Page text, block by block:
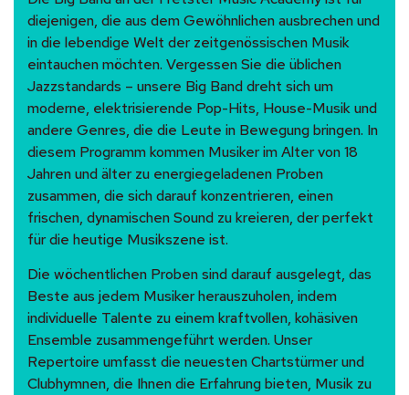
diejenigen, die aus dem Gewöhnlichen ausbrechen und
in die lebendige Welt der zeitgenössischen Musik
eintauchen möchten. Vergessen Sie die üblichen
Jazzstandards – unsere Big Band dreht sich um
moderne, elektrisierende Pop-Hits, House-Musik und
andere Genres, die die Leute in Bewegung bringen. In
diesem Programm kommen Musiker im Alter von 18
Jahren und älter zu energiegeladenen Proben
zusammen, die sich darauf konzentrieren, einen
frischen, dynamischen Sound zu kreieren, der perfekt
für die heutige Musikszene ist.
Die wöchentlichen Proben sind darauf ausgelegt, das
Beste aus jedem Musiker herauszuholen, indem
individuelle Talente zu einem kraftvollen, kohäsiven
Ensemble zusammengeführt werden. Unser
Repertoire umfasst die neuesten Chartstürmer und
Clubhymnen, die Ihnen die Erfahrung bieten, Musik zu